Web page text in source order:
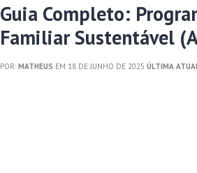
Guia Completo:
Familiar Sustentável
POR:MATHEUS EM 18 DE JUNHO DE 2025ÚLTIMA